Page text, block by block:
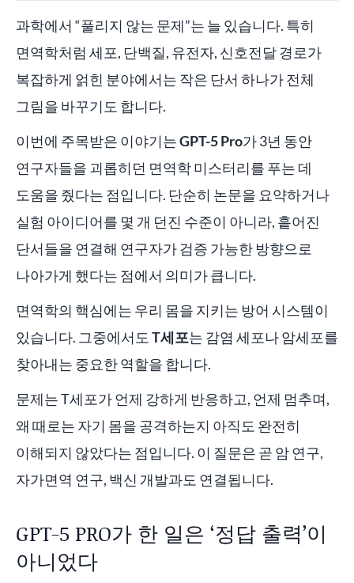
과학에서 “풀리지 않는 문제”는 늘 있습니다. 특히
면역학처럼 세포, 단백질, 유전자, 신호전달 경로가
복잡하게 얽힌 분야에서는 작은 단서 하나가 전체
그림을 바꾸기도 합니다.
이번에 주목받은 이야기는GPT-5 Pro가 3년 동안
연구자들을 괴롭히던 면역학 미스터리를 푸는 데
도움을 줬다는 점입니다. 단순히 논문을 요약하거나
실험 아이디어를 몇 개 던진 수준이 아니라, 흩어진
단서들을 연결해 연구자가 검증 가능한 방향으로
나아가게 했다는 점에서 의미가 큽니다.
면역학의 핵심에는 우리 몸을 지키는 방어 시스템이
있습니다. 그중에서도 T세포는 감염 세포나 암세포를
찾아내는 중요한 역할을 합니다.
문제는 T세포가 언제 강하게 반응하고, 언제 멈추며,
왜 때로는 자기 몸을 공격하는지 아직도 완전히
이해되지 않았다는 점입니다. 이 질문은 곧 암 연구,
자가면역 연구, 백신 개발과도 연결됩니다.
GPT-5 PRO가 한 일은 ‘정답 출력’이
아니었다